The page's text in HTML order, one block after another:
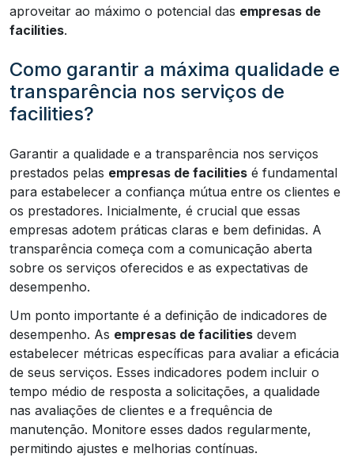
aproveitar ao máximo o potencial das empresas de
facilities.
Como garantir a máxima qualidade e
transparência nos serviços de
facilities?
Garantir a qualidade e a transparência nos serviços
prestados pelas empresas de facilities é fundamental
para estabelecer a confiança mútua entre os clientes e
os prestadores. Inicialmente, é crucial que essas
empresas adotem práticas claras e bem definidas. A
transparência começa com a comunicação aberta
sobre os serviços oferecidos e as expectativas de
desempenho.
Um ponto importante é a definição de indicadores de
desempenho. As empresas de facilities devem
estabelecer métricas específicas para avaliar a eficácia
de seus serviços. Esses indicadores podem incluir o
tempo médio de resposta a solicitações, a qualidade
nas avaliações de clientes e a frequência de
manutenção. Monitore esses dados regularmente,
permitindo ajustes e melhorias contínuas.